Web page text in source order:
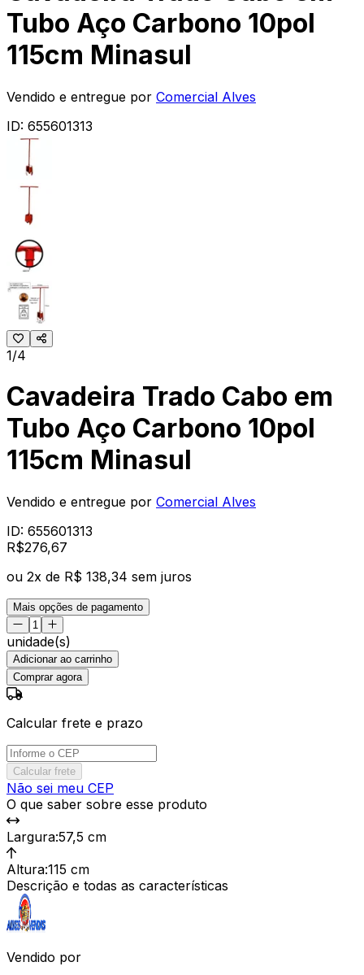
Tubo Aço Carbono 10pol
115cm Minasul
Vendido e entregue por Comercial Alves
ID: 655601313
1/4
Cavadeira Trado Cabo em
Tubo Aço Carbono 10pol
115cm Minasul
Vendido e entregue por Comercial Alves
ID: 655601313
R$276,67
ou 2x de R$ 138,34 sem juros
Mais opções de pagamento
unidade(s)
Adicionar ao carrinho
Comprar agora
Calcular frete e prazo
Calcular frete
Não sei meu CEP
O que saber sobre esse produto
Largura:57,5 cm
Altura:115 cm
Descrição e todas as características
Vendido por